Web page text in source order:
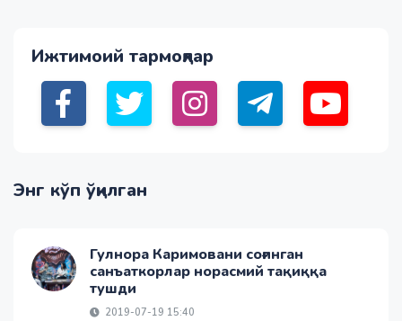
Ижтимоий тармоқлар
Энг кўп ўқилган
Гулнора Каримовани соғинган
санъаткорлар норасмий тақиққа
тушди
2019-07-19 15:40